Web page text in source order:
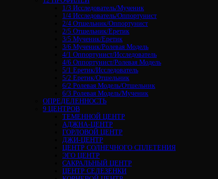
1/3 Исследователь/Мученик
1/4 Исследователь/Оппортунист
2/4 Отшельник/Оппортунист
2/5 Отшельник/Еретик
3/5 Мученик/Еретик
3/6 Мученик/Ролевая Модель
4/1 Оппортунист/Исследователь
4/6 Оппортунист/Ролевая Модель
5/1 Еретик/Исследователь
5/2 Еретик/Отшельник
6/2 Ролевая Модель/Отшельник
6/3 Ролевая Модель/Мученик
ОПРЕДЕЛЕННОСТЬ
9 ЦЕНТРОВ
ТЕМЕННОЙ ЦЕНТР
АДЖНА-ЦЕНТР
ГОРЛОВОЙ ЦЕНТР
ДЖИ-ЦЕНТР
ЦЕНТР СОЛНЕЧНОГО СПЛЕТЕНИЯ
ЭГО ЦЕНТР
САКРАЛЬНЫЙ ЦЕНТР
ЦЕНТР СЕЛЕЗЕНКИ